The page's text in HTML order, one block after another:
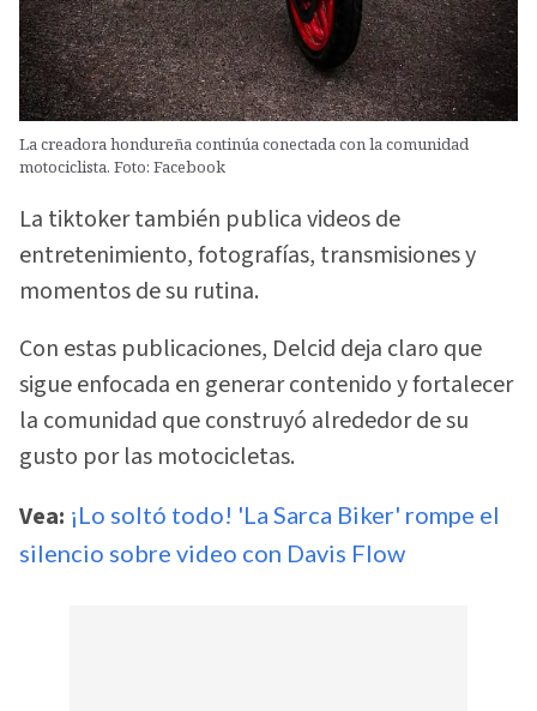
La creadora hondureña continúa conectada con la comunidad
motociclista. Foto: Facebook
La tiktoker también publica videos de
entretenimiento, fotografías, transmisiones y
momentos de su rutina.
Con estas publicaciones, Delcid deja claro que
sigue enfocada en generar contenido y fortalecer
la comunidad que construyó alrededor de su
gusto por las motocicletas.
Vea: ¡Lo soltó todo! 'La Sarca Biker' rompe el
silencio sobre video con Davis Flow